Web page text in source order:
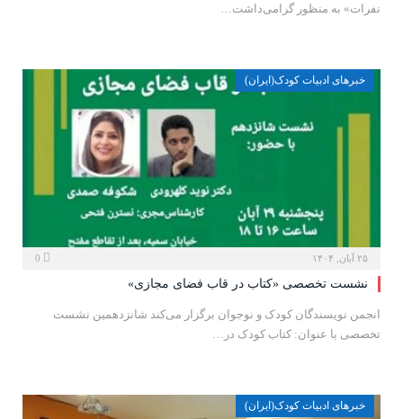
نفرات» به منظور گرامی‌داشت…
خبرهای ادبیات کودک(ایران)
۲۵ آبان, ۱۴۰۴
نشست تخصصی «کتاب در قاب فضای مجازی»
انجمن نویسندگان کودک و نوجوان برگزار می‌کند شانزدهمین نشست
تخصصی با عنوان: کتاب کودک در…
خبرهای ادبیات کودک(ایران)